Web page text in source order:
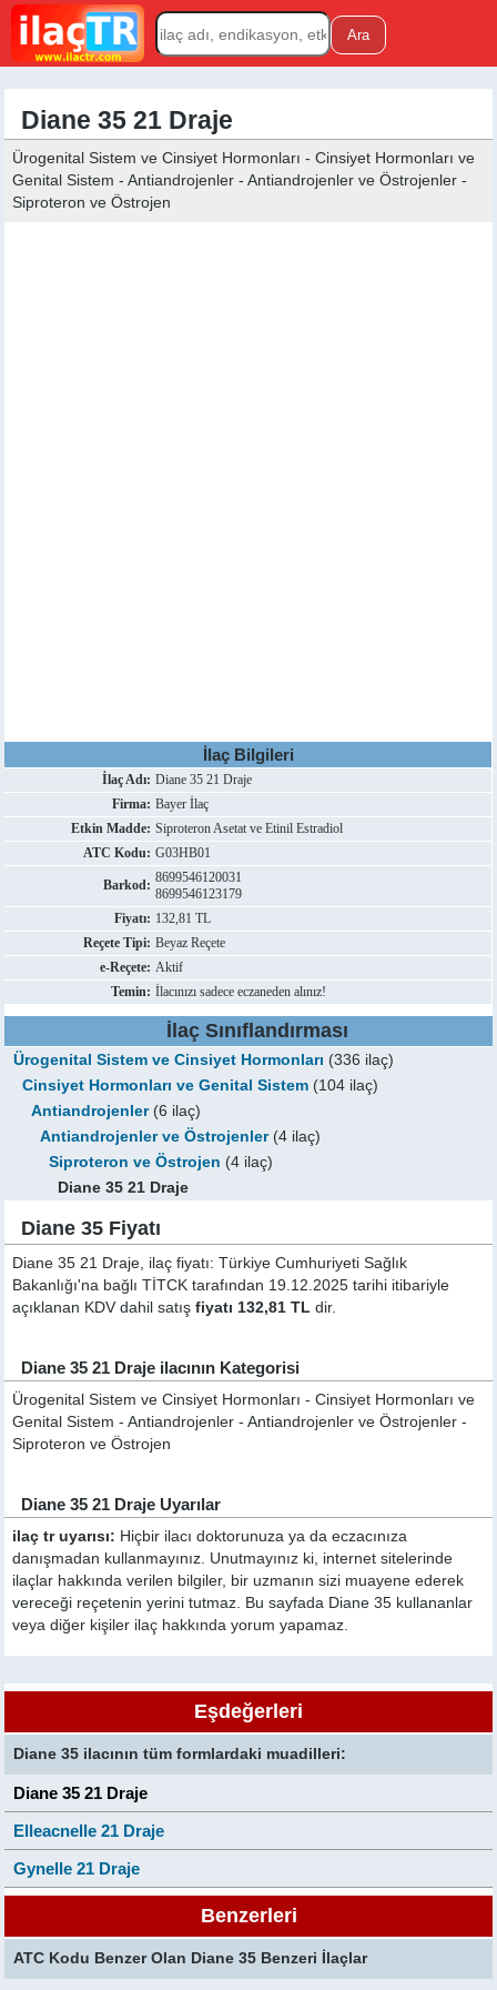
Diane 35 21 Draje
Ürogenital Sistem ve Cinsiyet Hormonları - Cinsiyet Hormonları ve
Genital Sistem - Antiandrojenler - Antiandrojenler ve Östrojenler -
Siproteron ve Östrojen
İlaç Bilgileri
İlaç Adı: Diane 35 21 Draje
Firma: Bayer İlaç
Etkin Madde: Siproteron Asetat ve Etinil Estradiol
ATC Kodu: G03HB01
Barkod: 8699546120031
8699546123179
Fiyatı: 132,81 TL
Reçete Tipi: Beyaz Reçete
e-Reçete: Aktif
Temin: İlacınızı sadece eczaneden alınız!
İlaç Sınıflandırması
Ürogenital Sistem ve Cinsiyet Hormonları (336 ilaç)
Cinsiyet Hormonları ve Genital Sistem (104 ilaç)
Antiandrojenler(6 ilaç)
Antiandrojenler ve Östrojenler(4 ilaç)
Siproteron ve Östrojen (4 ilaç)
Diane 35 21 Draje
Diane 35 Fiyatı
Diane 35 21 Draje, ilaç fiyatı: Türkiye Cumhuriyeti Sağlık
Bakanlığı'na bağlı TİTCK tarafından 19.12.2025 tarihi itibariyle
açıklanan KDV dahil satışfiyatı 132,81 TL dir.
Diane 35 21 Draje ilacının Kategorisi
Ürogenital Sistem ve Cinsiyet Hormonları - Cinsiyet Hormonları ve
Genital Sistem - Antiandrojenler - Antiandrojenler ve Östrojenler -
Siproteron ve Östrojen
Diane 35 21 Draje Uyarılar
ilaç tr uyarısı: Hiçbir ilacı doktorunuza ya da eczacınıza
danışmadan kullanmayınız. Unutmayınız ki, internet sitelerinde
ilaçlar hakkında verilen bilgiler, bir uzmanın sizi muayene ederek
vereceği reçetenin yerini tutmaz. Bu sayfada Diane 35 kullananlar
veya diğer kişiler ilaç hakkında yorum yapamaz.
Eşdeğerleri
Diane 35 ilacının tüm formlardaki muadilleri:
Diane 35 21 Draje
Elleacnelle 21 Draje
Gynelle 21 Draje
Benzerleri
ATC Kodu Benzer Olan Diane 35 Benzeri İlaçlar